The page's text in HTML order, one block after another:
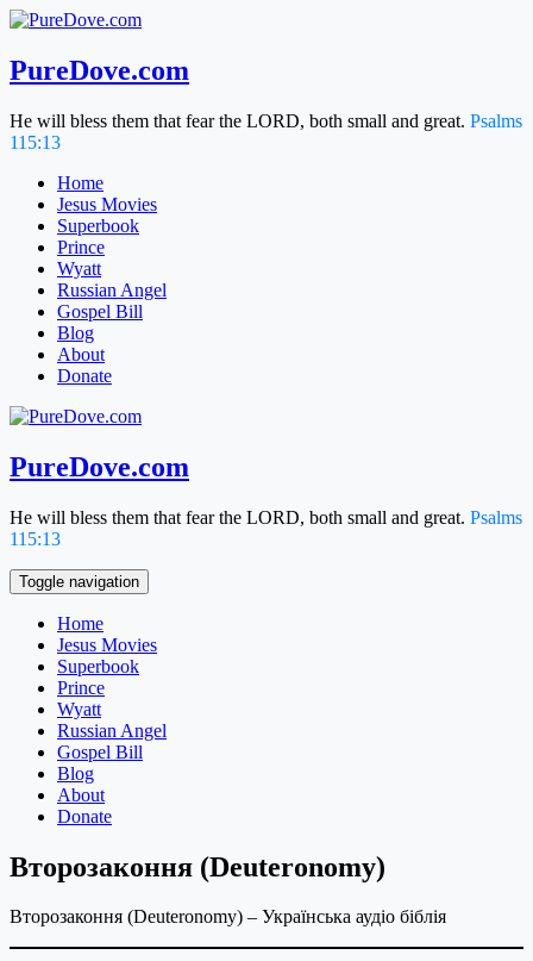
Skip
content
PureDove.com
He will bless them that fear the LORD, both small and great. Psalms
115:13
Home
Jesus Movies
Superbook
Prince
Wyatt
Russian Angel
Gospel Bill
Blog
About
Donate
PureDove.com
He will bless them that fear the LORD, both small and great. Psalms
115:13
Toggle navigation
Home
Jesus Movies
Superbook
Prince
Wyatt
Russian Angel
Gospel Bill
Blog
About
Donate
Второзаконня (Deuteronomy)
Второзаконня (Deuteronomy) – Українська аудіо біблія